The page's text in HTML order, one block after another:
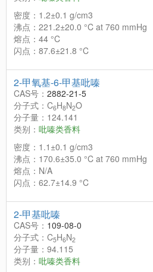
密度：1.2±0.1 g/cm3
沸点：221.2±20.0 °C at 760 mmHg
熔点：44 °C
闪点：87.6±21.8 °C
2-甲氧基-6-甲基吡嗪
CAS号： 2882-21-5
分子式：C6H8N2O
分子量：124.141
类别： 吡嗪类香料
密度：1.1±0.1 g/cm3
沸点：170.6±35.0 °C at 760 mmHg
熔点：N/A
闪点：62.7±14.9 °C
2-甲基吡嗪
CAS号： 109-08-0
分子式：C5H6N2
分子量：94.115
类别： 吡嗪类香料